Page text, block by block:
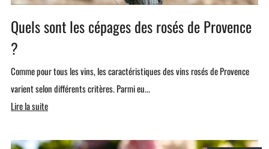
Quels sont les cépages des rosés de Provence
?
Comme pour tous les vins, les caractéristiques des vins rosés de Provence
varient selon différents critères. Parmi eu...
Lire la suite